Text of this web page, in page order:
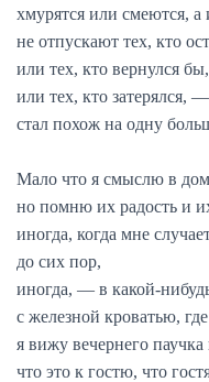
хмурятся или смеются, а
не отпускают тех, кто
или тех, кто вернулся
или тех, кто затерялся,
стал похож на одну
Мало что я смыслю в
но помню их радость и
иногда, когда мне
до сих пор,
иногда, — в какой-
с железной кроватью,
я вижу вечернего
что это к гостю, что